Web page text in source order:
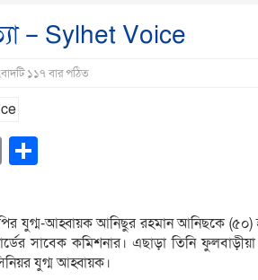
– Sylhet Voice
১১৭ বার পঠিত
Copy
যুগ্ম-আহ্বায়ক আনিছুর রহমান আনিছকে (৫০)
সাবেক কমিশনার। এছাড়া তিনি
যুগ্ম আহ্বায়ক।